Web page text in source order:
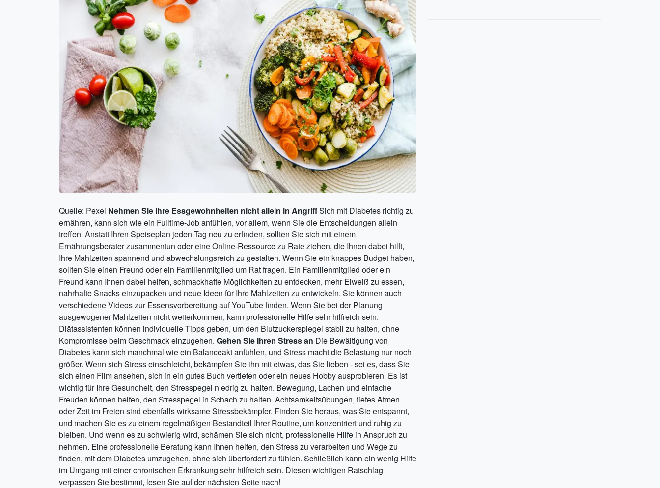
Quelle: Pexel Nehmen Sie Ihre Essgewohnheiten nicht allein in AngriffSich mit Diabetes richtig zu
ernähren, kann sich wie ein Fulltime-Job anfühlen, vor allem, wenn Sie die Entscheidungen allein
treffen. Anstatt Ihren Speiseplan jeden Tag neu zu erfinden, sollten Sie sich mit einem
Ernährungsberater zusammentun oder eine Online-Ressource zu Rate ziehen, die Ihnen dabei hilft,
Ihre Mahlzeiten spannend und abwechslungsreich zu gestalten. Wenn Sie ein knappes Budget haben,
sollten Sie einen Freund oder ein Familienmitglied um Rat fragen. Ein Familienmitglied oder ein
Freund kann Ihnen dabei helfen, schmackhafte Möglichkeiten zu entdecken, mehr Eiweiß zu essen,
nahrhafte Snacks einzupacken und neue Ideen für Ihre Mahlzeiten zu entwickeln. Sie können auch
verschiedene Videos zur Essensvorbereitung auf YouTube finden. Wenn Sie bei der Planung
ausgewogener Mahlzeiten nicht weiterkommen, kann professionelle Hilfe sehr hilfreich sein.
Diätassistenten können individuelle Tipps geben, um den Blutzuckerspiegel stabil zu halten, ohne
Kompromisse beim Geschmack einzugehen. Gehen Sie Ihren Stress an Die Bewältigung von
Diabetes kann sich manchmal wie ein Balanceakt anfühlen, und Stress macht die Belastung nur noch
größer. Wenn sich Stress einschleicht, bekämpfen Sie ihn mit etwas, das Sie lieben - sei es, dass Sie
sich einen Film ansehen, sich in ein gutes Buch vertiefen oder ein neues Hobby ausprobieren. Es ist
wichtig für Ihre Gesundheit, den Stresspegel niedrig zu halten. Bewegung, Lachen und einfache
Freuden können helfen, den Stresspegel in Schach zu halten. Achtsamkeitsübungen, tiefes Atmen
oder Zeit im Freien sind ebenfalls wirksame Stressbekämpfer. Finden Sie heraus, was Sie entspannt,
und machen Sie es zu einem regelmäßigen Bestandteil Ihrer Routine, um konzentriert und ruhig zu
bleiben. Und wenn es zu schwierig wird, schämen Sie sich nicht, professionelle Hilfe in Anspruch zu
nehmen. Eine professionelle Beratung kann Ihnen helfen, den Stress zu verarbeiten und Wege zu
finden, mit dem Diabetes umzugehen, ohne sich überfordert zu fühlen. Schließlich kann ein wenig Hilfe
im Umgang mit einer chronischen Erkrankung sehr hilfreich sein. Diesen wichtigen Ratschlag
verpassen Sie bestimmt, lesen Sie auf der nächsten Seite nach!